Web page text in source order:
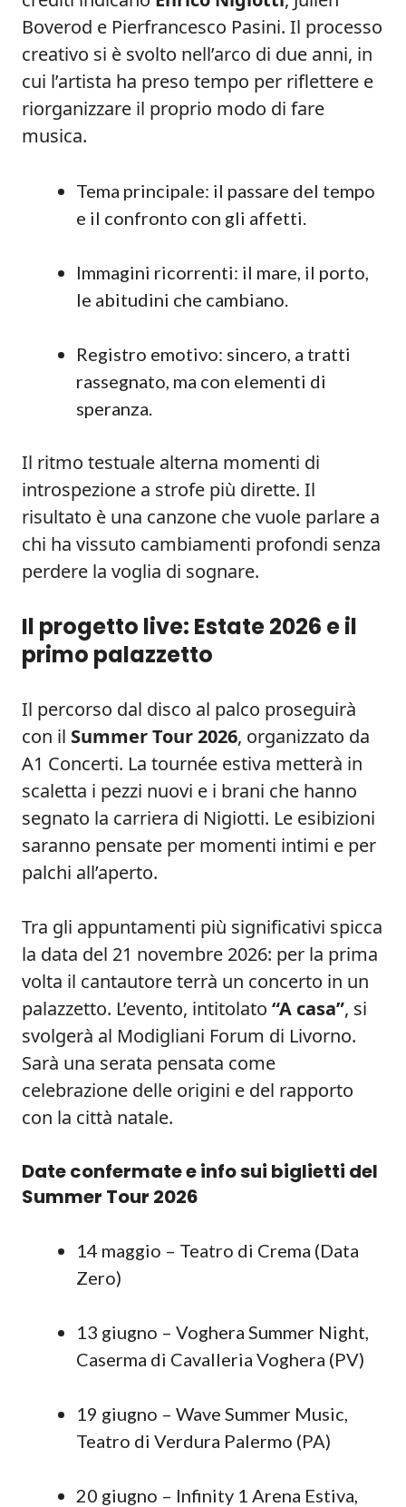
Boverod e Pierfrancesco Pasini. Il processo
creativo si è svolto nell’arco di due anni, in
cui l’artista ha preso tempo per riflettere e
riorganizzare il proprio modo di fare
musica.
Tema principale: il passare del tempo
e il confronto con gli affetti.
Immagini ricorrenti: il mare, il porto,
le abitudini che cambiano.
Registro emotivo: sincero, a tratti
rassegnato, ma con elementi di
speranza.
Il ritmo testuale alterna momenti di
introspezione a strofe più dirette. Il
risultato è una canzone che vuole parlare a
chi ha vissuto cambiamenti profondi senza
perdere la voglia di sognare.
Il progetto live: Estate 2026 e il
primo palazzetto
Il percorso dal disco al palco proseguirà
con il Summer Tour 2026, organizzato da
A1 Concerti. La tournée estiva metterà in
scaletta i pezzi nuovi e i brani che hanno
segnato la carriera di Nigiotti. Le esibizioni
saranno pensate per momenti intimi e per
palchi all’aperto.
Tra gli appuntamenti più significativi spicca
la data del 21 novembre 2026: per la prima
volta il cantautore terrà un concerto in un
palazzetto. L’evento, intitolato “A casa”, si
svolgerà al Modigliani Forum di Livorno.
Sarà una serata pensata come
celebrazione delle origini e del rapporto
con la città natale.
Date confermate e info sui biglietti del
Summer Tour 2026
14 maggio – Teatro di Crema (Data
Zero)
13 giugno – Voghera Summer Night,
Caserma di Cavalleria Voghera (PV)
19 giugno – Wave Summer Music,
Teatro di Verdura Palermo (PA)
20 giugno – Infinity 1 Arena Estiva,